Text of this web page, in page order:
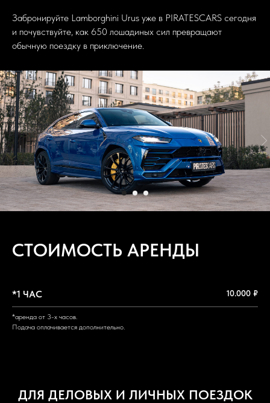
Забронируйте Lamborghini Urus уже в PIRATESCARS сегодня
и почувствуйте, как 650 лошадиных сил превращают
обычную поездку в приключение.
СТОИМОСТЬ АРЕНДЫ
*1 ЧАС 10.000 ₽
*аренда от 3-х часов.
Подача оплачивается дополнительно.
ДЛЯ ДЕЛОВЫХ И ЛИЧНЫХ ПОЕЗДОК